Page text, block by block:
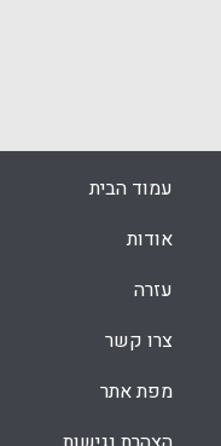
עמוד הבית
אודות
עזרה
צרו קשר
מפת אתר